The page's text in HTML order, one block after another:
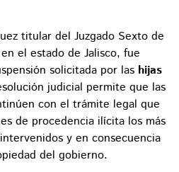
titular del Juzgado Sexto de
el estado de Jalisco, fue
solicitada por las hijas
judicial permite que las
con el trámite legal que
de procedencia ilícita los más
intervenidos y en consecuencia
del gobierno.